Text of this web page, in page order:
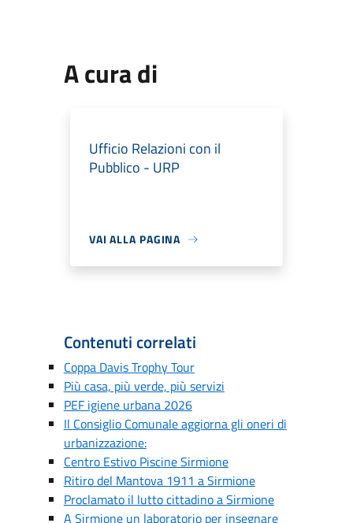
A cura di
Ufficio Relazioni con il
Pubblico - URP
VAI ALLA PAGINA
Contenuti correlati
Coppa Davis Trophy Tour
Più casa, più verde, più servizi
PEF igiene urbana 2026
Il Consiglio Comunale aggiorna gli oneri di
urbanizzazione:
Centro Estivo Piscine Sirmione
Ritiro del Mantova 1911 a Sirmione
Proclamato il lutto cittadino a Sirmione
A Sirmione un laboratorio per insegnare